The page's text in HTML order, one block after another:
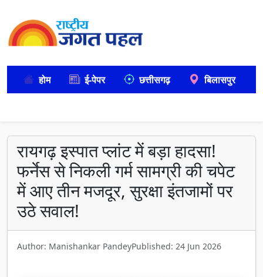
होम ई-पेपर छत्तीसगढ़ बिलासपुर
रायगढ़ इस्पात प्लांट में बड़ा हादसा!
फर्नेस से निकली गर्म सामग्री की चपेट
में आए तीन मजदूर, सुरक्षा इंतजामों पर
उठे सवाल!
Author: Manishankar PandeyPublished: 24 Jun 2026